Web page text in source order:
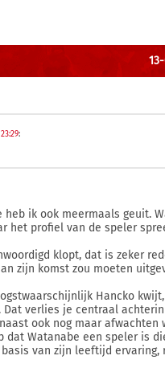
:
ik ook meermaals geuit.
het profiel van de speler
klopt, dat is zeker
zijn komst zou moeten
Hancko
verlies je centraal
ook nog maar afwachten
dat Watanabe een speler is
van zijn leeftijd ervaring,